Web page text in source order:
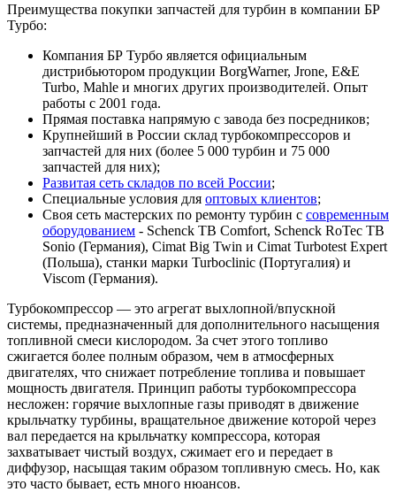
Преимущества покупки запчастей для турбин в компании БР
Турбо:
Компания БР Турбо является официальным
дистрибьютором продукции BorgWarner, Jrone, E&E
Turbo, Mahle и многих других производителей. Опыт
работы с 2001 года.
Прямая поставка напрямую с завода без посредников;
Крупнейший в России склад турбокомпрессоров и
запчастей для них (более 5 000 турбин и 75 000
запчастей для них);
Развитая сеть складов по всей России;
Специальные условия для оптовых клиентов;
Своя сеть мастерских по ремонту турбин с современным
оборудованием - Schenck TB Comfort, Schenck RoTec TB
Sonio (Германия), Cimat Big Twin и Cimat Turbotest Expert
(Польша), станки марки Turboclinic (Португалия) и
Viscom (Германия).
Турбокомпрессор — это агрегат выхлопной/впускной
системы, предназначенный для дополнительного насыщения
топливной смеси кислородом. За счет этого топливо
сжигается более полным образом, чем в атмосферных
двигателях, что снижает потребление топлива и повышает
мощность двигателя. Принцип работы турбокомпрессора
несложен: горячие выхлопные газы приводят в движение
крыльчатку турбины, вращательное движение которой через
вал передается на крыльчатку компрессора, которая
захватывает чистый воздух, сжимает его и передает в
диффузор, насыщая таким образом топливную смесь. Но, как
это часто бывает, есть много нюансов.